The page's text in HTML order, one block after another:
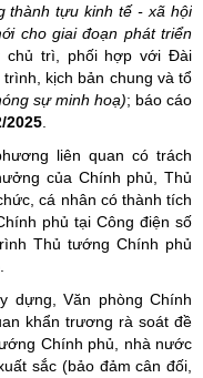
thành tựu kinh tế - xã hội
cho giai đoạn phát triển
chủ trì, phối hợp với Đài
kịch bản chung và tổ
sự minh hoạ); báo cáo
2025
liên quan có trách
của Chính phủ, Thủ
cá nhân có thành tích
phủ tại Công điện số
Thủ tướng Chính phủ
dựng, Văn phòng Chính
khẩn trương rà soát đề
Chính phủ, nhà nước
sắc (bảo đảm cân đối,